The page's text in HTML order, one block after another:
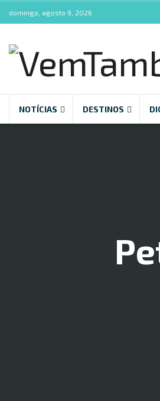
domingo, agosto 9, 2026
NOTÍCIAS DESTINOS